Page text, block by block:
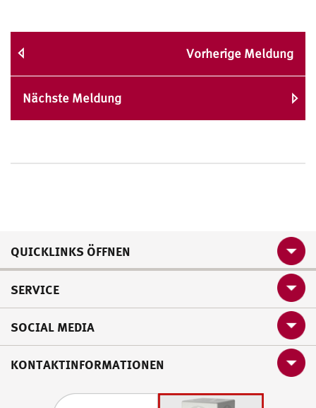
Vorherige Meldung
Nächste Meldung
QUICKLINKS ÖFFNEN
SERVICE
SOCIAL MEDIA
KONTAKTINFORMATIONEN